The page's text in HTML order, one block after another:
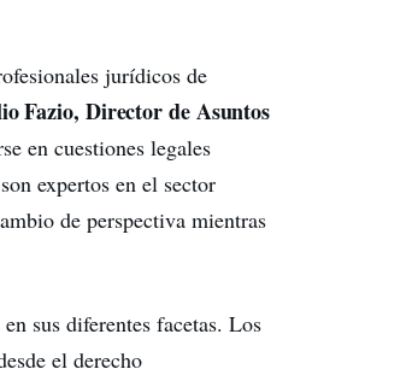
jurídicos de
Fazio, Director de Asuntos
en cuestiones legales
expertos en el sector
de perspectiva mientras
en sus diferentes facetas. Los
el derecho